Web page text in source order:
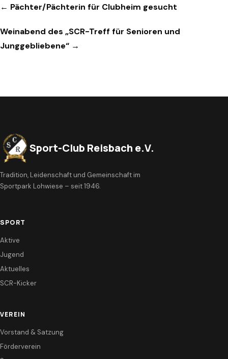
Beitragsnavigation
← Pächter/Pächterin für Clubheim gesucht
Weinabend des „SCR-Treff für Senioren und
Junggebliebene“ →
Sport-Club Reisbach e.V.
Tradition, Leidenschaft und Gemeinschaft im
Sportpark Lohwiese – seit 1946.
SPORT
Aktive
Jugend
Aktuelles
SCR-Kicker
VEREIN
Vorstand & Satzung
Förderverein